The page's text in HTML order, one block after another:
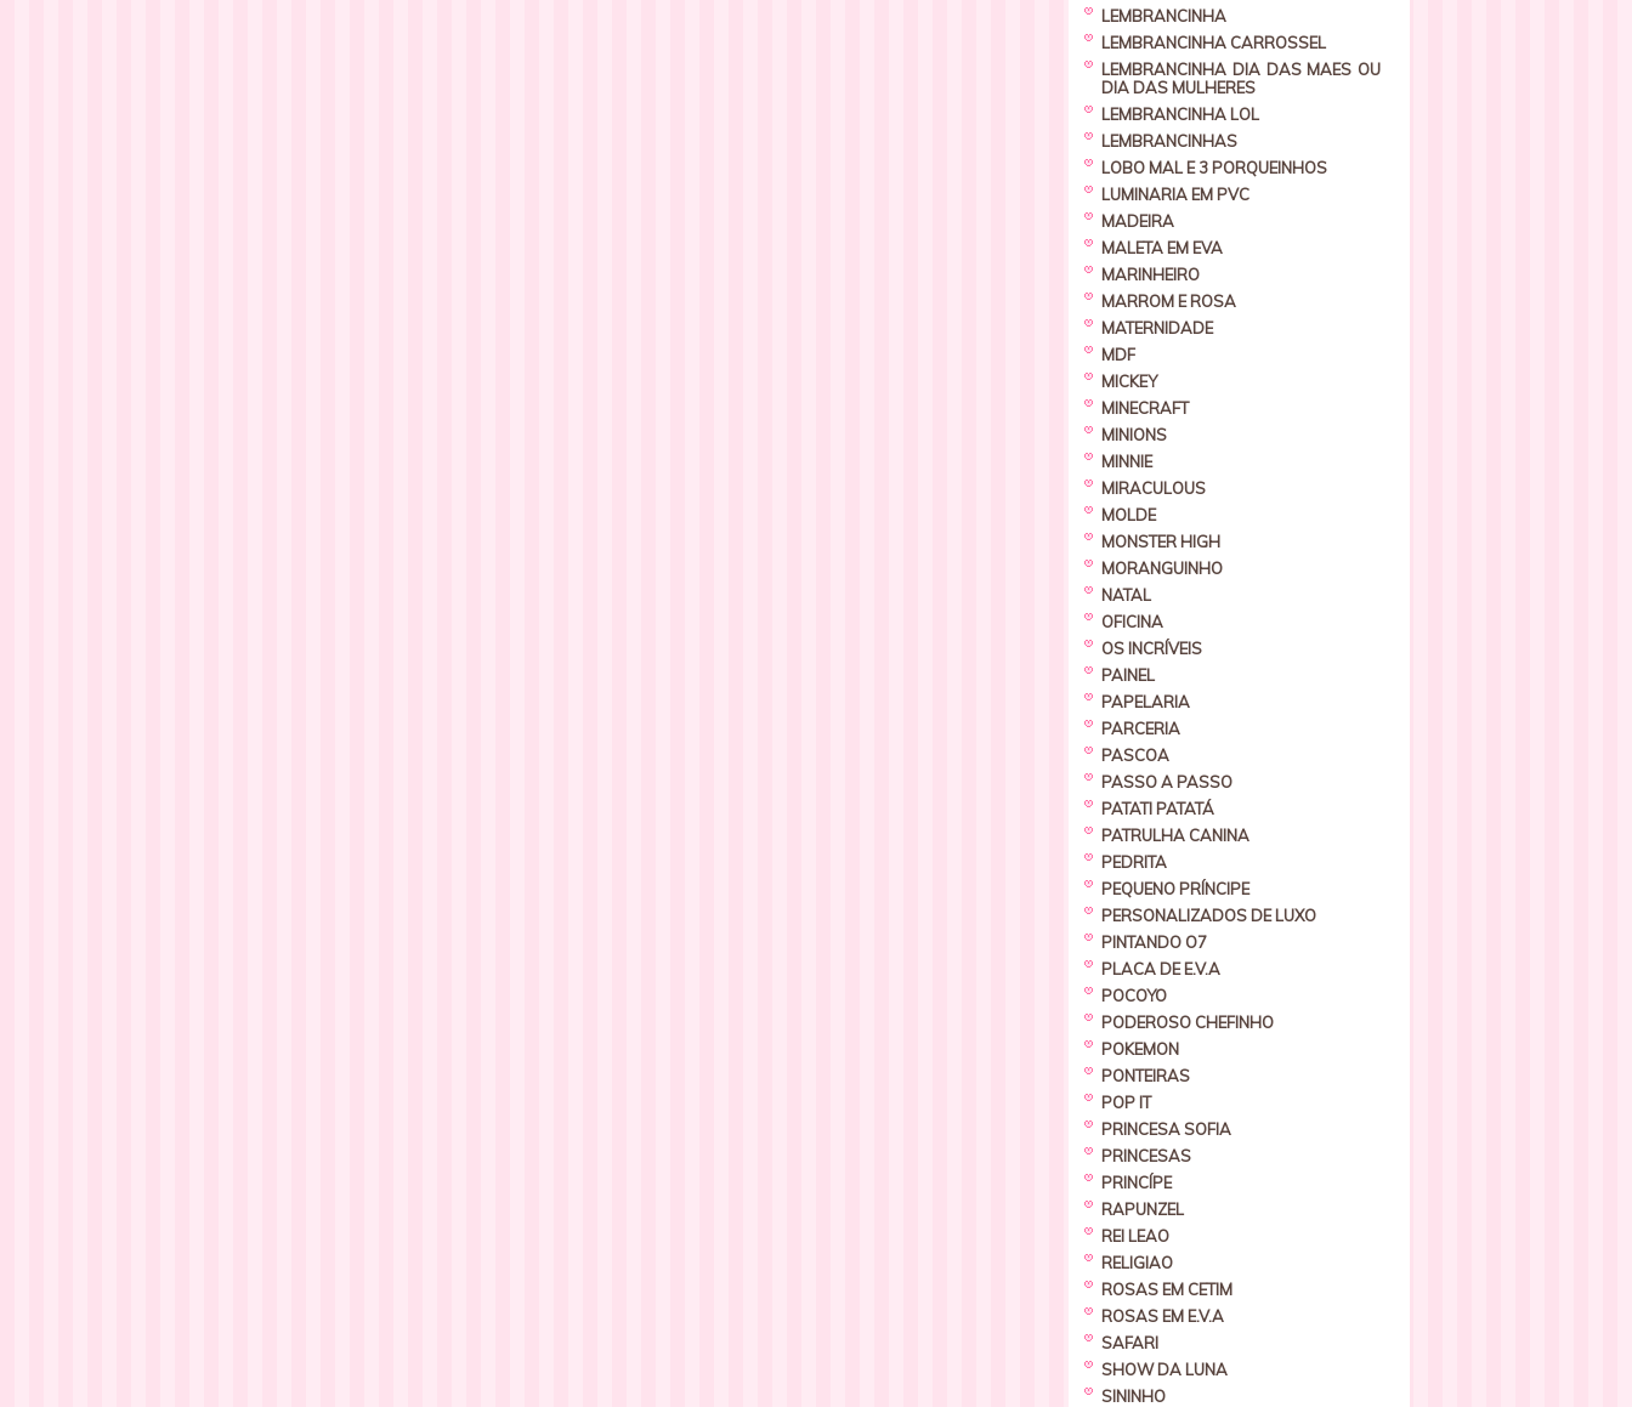
LEMBRANCINHA
LEMBRANCINHA CARROSSEL
LEMBRANCINHA DIA DAS MAES OU
DIA DAS MULHERES
LEMBRANCINHA LOL
LEMBRANCINHAS
LOBO MAL E 3 PORQUEINHOS
LUMINARIA EM PVC
MADEIRA
MALETA EM EVA
MARINHEIRO
MARROM E ROSA
MATERNIDADE
MDF
MICKEY
MINECRAFT
MINIONS
MINNIE
MIRACULOUS
MOLDE
MONSTER HIGH
MORANGUINHO
NATAL
OFICINA
OS INCRÍVEIS
PAINEL
PAPELARIA
PARCERIA
PASCOA
PASSO A PASSO
PATATI PATATÁ
PATRULHA CANINA
PEDRITA
PEQUENO PRÍNCIPE
PERSONALIZADOS DE LUXO
PINTANDO O7
PLACA DE E.V.A
POCOYO
PODEROSO CHEFINHO
POKEMON
PONTEIRAS
POP IT
PRINCESA SOFIA
PRINCESAS
PRINCÍPE
RAPUNZEL
REI LEAO
RELIGIAO
ROSAS EM CETIM
ROSAS EM E.V.A
SAFARI
SHOW DA LUNA
SININHO